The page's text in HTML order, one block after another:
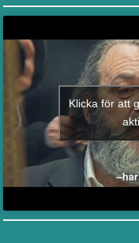
Klicka för att